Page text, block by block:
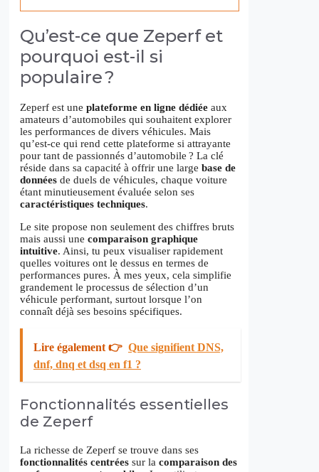
Qu’est-ce que Zeperf et
pourquoi est-il si
populaire ?
Zeperf est une plateforme en ligne dédiée aux
amateurs d’automobiles qui souhaitent explorer
les performances de divers véhicules. Mais
qu’est-ce qui rend cette plateforme si attrayante
pour tant de passionnés d’automobile ? La clé
réside dans sa capacité à offrir une large base de
données de duels de véhicules, chaque voiture
étant minutieusement évaluée selon ses
caractéristiques techniques.
Le site propose non seulement des chiffres bruts
mais aussi une comparaison graphique
intuitive. Ainsi, tu peux visualiser rapidement
quelles voitures ont le dessus en termes de
performances pures. À mes yeux, cela simplifie
grandement le processus de sélection d’un
véhicule performant, surtout lorsque l’on
connaît déjà ses besoins spécifiques.
Lire également 👉 Que signifient DNS,
dnf, dnq et dsq en f1 ?
Fonctionnalités essentielles
de Zeperf
La richesse de Zeperf se trouve dans ses
fonctionnalités centrées sur la comparaison des